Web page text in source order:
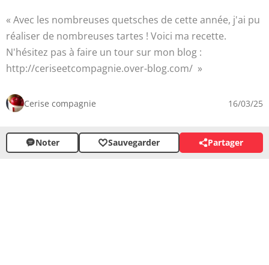
Avec les nombreuses quetsches de cette année, j'ai pu
réaliser de nombreuses tartes ! Voici ma recette.
N'hésitez pas à faire un tour sur mon blog :
http://ceriseetcompagnie.over-blog.com/
Cerise compagnie 16/03/25
Noter Sauvegarder Partager